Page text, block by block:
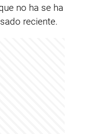
no ha se ha
reciente.